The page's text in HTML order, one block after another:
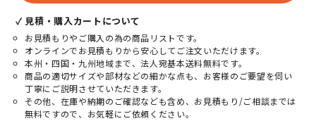
✓ 見積・購入カートについて
お見積もりやご購入の為の商品リストです。
オンラインでお見積もりから安心してご注文いただけます。
本州・四国・九州地域まで、法人宛基本送料無料です。
商品の適切サイズや部材などの細かな点も、お客様のご要望を伺い
丁寧にご説明させていただきます。
その他、在庫や納期のご確認なども含め、お見積もり/ご相談までは
無料ですので、お気軽にご依頼ください。